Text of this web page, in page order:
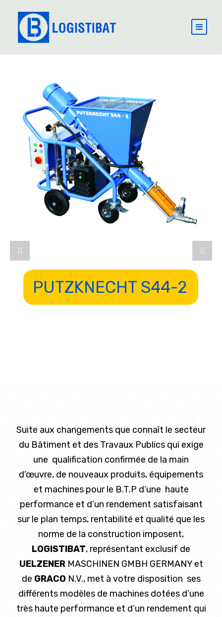
PUTZKNECHT S44-2
Suite aux changements que connaît le secteur
du Bâtiment et des Travaux Publics qui exige
une qualification confirmée de la main
d’œuvre, de nouveaux produits, équipements
et machines pour le B.T.P d’une haute
performance et d’un rendement satisfaisant
sur le plan temps, rentabilité et qualité que les
norme de la construction imposent,
LOGISTIBAT, représentant exclusif de
UELZENERMASCHINEN GMBH GERMANY et
de GRACO N.V., met à votre disposition ses
différents modèles de machines dotées d’une
très haute performance et d’un rendement qui